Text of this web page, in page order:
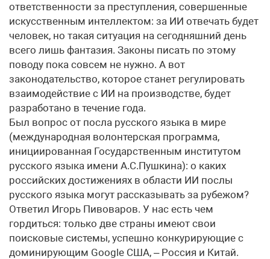
ответственности за преступления, совершенные
искусственным интеллектом: за ИИ отвечать будет
человек, но такая ситуация на сегодняшний день
всего лишь фантазия. Законы писать по этому
поводу пока совсем не нужно. А вот
законодательство, которое станет регулировать
взаимодействие с ИИ на производстве, будет
разработано в течение года.
Был вопрос от посла русского языка в мире
(международная волонтерская программа,
инициированная Государственным институтом
русского языка имени А.С.Пушкина): о каких
российских достижениях в области ИИ послы
русского языка могут рассказывать за рубежом?
Ответил Игорь Пивоваров. У нас есть чем
гордиться: только две страны имеют свои
поисковые системы, успешно конкурирующие с
доминирующим Google США, – Россия и Китай.